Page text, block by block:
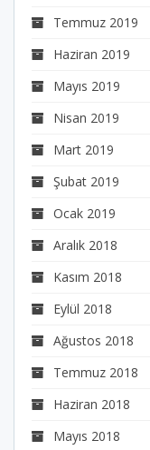
Temmuz 2019
Haziran 2019
Mayıs 2019
Nisan 2019
Mart 2019
Şubat 2019
Ocak 2019
Aralık 2018
Kasım 2018
Eylül 2018
Ağustos 2018
Temmuz 2018
Haziran 2018
Mayıs 2018